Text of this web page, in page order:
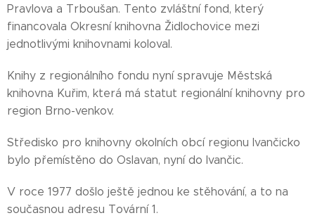
Pravlova a Trboušan. Tento zvláštní fond, který
financovala Okresní knihovna Židlochovice mezi
jednotlivými knihovnami koloval.
Knihy z regionálního fondu nyní spravuje Městská
knihovna Kuřim, která má statut regionální knihovny pro
region Brno-venkov.
Středisko pro knihovny okolních obcí regionu Ivančicko
bylo přemístěno do Oslavan, nyní do Ivančic.
V roce 1977 došlo ještě jednou ke stěhování, a to na
současnou adresu Tovární 1.